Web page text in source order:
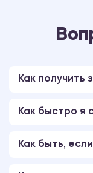
Как получить
Как быстро я
Как быть,